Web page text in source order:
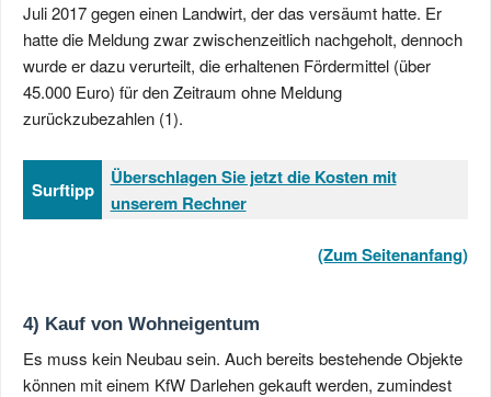
Juli 2017 gegen einen Landwirt, der das versäumt hatte. Er
hatte die Meldung zwar zwischenzeitlich nachgeholt, dennoch
wurde er dazu verurteilt, die erhaltenen Fördermittel (über
45.000 Euro) für den Zeitraum ohne Meldung
zurückzubezahlen (1).
Surftipp
Überschlagen Sie jetzt die Kosten mit
unserem Rechner
(Zum Seitenanfang)
4) Kauf von Wohneigentum
Es muss kein Neubau sein. Auch bereits bestehende Objekte
können mit einem KfW Darlehen gekauft werden, zumindest